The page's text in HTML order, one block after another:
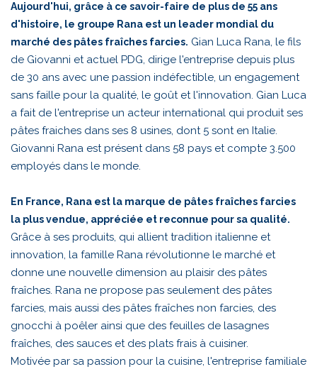
Aujourd'hui, grâce à ce savoir-faire de plus de 55 ans
d'histoire, le groupe Rana est un leader mondial du
marché des pâtes fraîches farcies. Gian Luca Rana, le fils
de Giovanni et actuel PDG, dirige l'entreprise depuis plus
de 30 ans avec une passion indéfectible, un engagement
sans faille pour la qualité, le goût et l'innovation. Gian Luca
a fait de l'entreprise un acteur international qui produit ses
pâtes fraiches dans ses 8 usines, dont 5 sont en Italie.
Giovanni Rana est présent dans 58 pays et compte 3.500
employés dans le monde.
En France, Rana est la marque de pâtes fraîches farcies
la plus vendue, appréciée et reconnue pour sa qualité.
Grâce à ses produits, qui allient tradition italienne et
innovation, la famille Rana révolutionne le marché et
donne une nouvelle dimension au plaisir des pâtes
fraîches. Rana ne propose pas seulement des pâtes
farcies, mais aussi des pâtes fraîches non farcies, des
gnocchi à poêler ainsi que des feuilles de lasagnes
fraîches, des sauces et des plats frais à cuisiner.
Motivée par sa passion pour la cuisine, l'entreprise familiale